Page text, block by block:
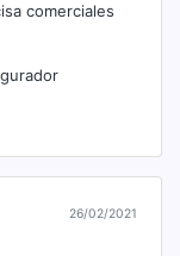
comerciales
26/02/2021